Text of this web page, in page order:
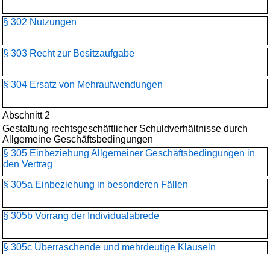
§ 302 Nutzungen
§ 303 Recht zur Besitzaufgabe
§ 304 Ersatz von Mehraufwendungen
Abschnitt 2
Gestaltung rechtsgeschäftlicher Schuldverhältnisse durch
Allgemeine Geschäftsbedingungen
§ 305 Einbeziehung Allgemeiner Geschäftsbedingungen in
den Vertrag
§ 305a Einbeziehung in besonderen Fällen
§ 305b Vorrang der Individualabrede
§ 305c Überraschende und mehrdeutige Klauseln